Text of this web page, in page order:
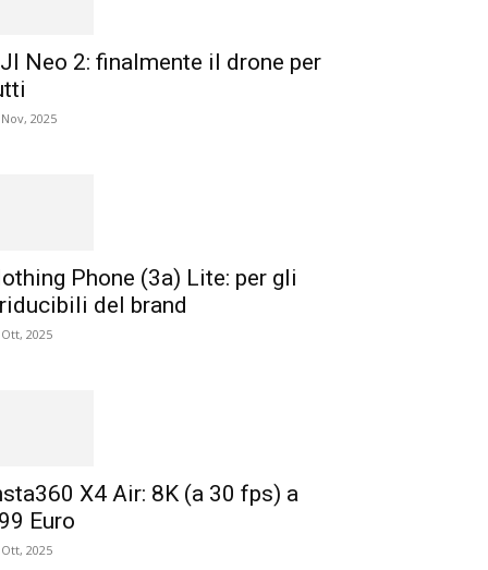
Neo 2: finalmente il drone per
2025
Phone (3a) Lite: per gli
del brand
2025
X4 Air: 8K (a 30 fps) a
Euro
2025